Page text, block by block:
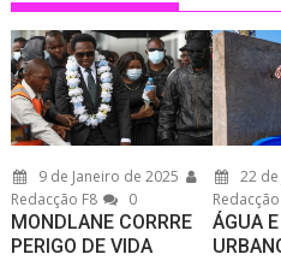
9 de Janeiro de 2025
Redacção F8
0
MONDLANE CORRRE
PERIGO DE VIDA
22 de
ÁGUA